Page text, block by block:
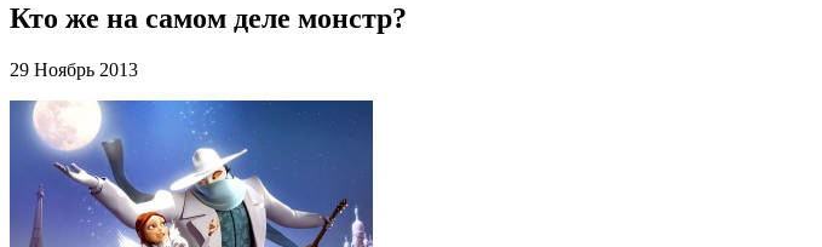
Кто же на самом деле монстр?
29 Ноябрь 2013